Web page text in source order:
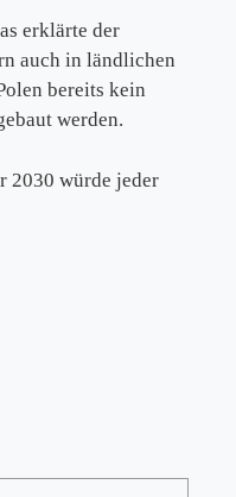
erklärte der
auch in ländlichen
bereits kein
werden.
2030 würde jeder